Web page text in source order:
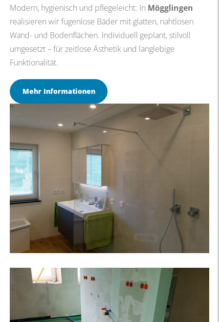
Modern, hygienisch und pflegeleicht: In Mögglingen
realisieren wir fugenlose Bäder mit glatten, nahtlosen
Wand- und Bodenflächen. Individuell geplant, stilvoll
umgesetzt – für zeitlose Ästhetik und langlebige
Funktionalität.
Mehr Informationen